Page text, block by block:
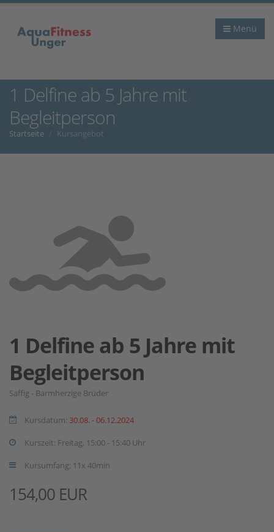
Menü
1 Delfine ab 5 Jahre mit
Begleitperson
Startseite Kursangebot
1 Delfine ab 5 Jahre mit
Begleitperson
Saffig - Barmherzige Brüder
Kursdatum: 30.08. - 06.12.2024
Kurszeit: Freitag, 15:00 - 15:40 Uhr
Kursumfang: 11x 40min
154,00 EUR